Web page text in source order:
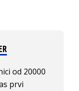
od 20000
prvi